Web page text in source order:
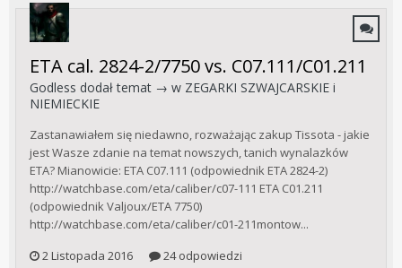
ETA cal. 2824-2/7750 vs. C07.111/C01.211
Godless dodał temat → w ZEGARKI SZWAJCARSKIE i
NIEMIECKIE
Zastanawiałem się niedawno, rozważając zakup Tissota - jakie
jest Wasze zdanie na temat nowszych, tanich wynalazków
ETA? Mianowicie: ETA C07.111 (odpowiednik ETA 2824-2)
http://watchbase.com/eta/caliber/c07-111 ETA C01.211
(odpowiednik Valjoux/ETA 7750)
http://watchbase.com/eta/caliber/c01-211montow...
2 Listopada 2016
24 odpowiedzi